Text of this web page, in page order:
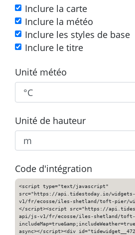
Inclure la carte
Inclure la météo
Inclure les styles de base
Inclure le titre
Unité météo
Unité de hauteur
Code d'intégration
<script type="text/javascript"
src="https://api.tidestoday.io/
v1/fr/ecosse/iles-shetland/toft-pier/
</script><script src="https://
api/js-v1/fr/ecosse/iles-shetland/
async></script><div